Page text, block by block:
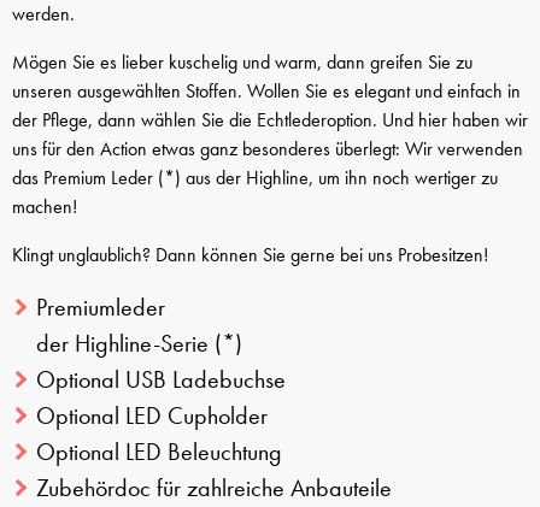
werden.
Mögen Sie es lieber kuschelig und warm, dann greifen Sie zu
unseren ausgewählten Stoffen. Wollen Sie es elegant und einfach in
der Pflege, dann wählen Sie die Echtlederoption. Und hier haben wir
uns für den Action etwas ganz besonderes überlegt: Wir verwenden
das Premium Leder (*) aus der Highline, um ihn noch wertiger zu
machen!
Klingt unglaublich? Dann können Sie gerne bei uns Probesitzen!
Premiumleder
der Highline-Serie (*)
Optional USB Ladebuchse
Optional LED Cupholder
Optional LED Beleuchtung
Zubehördoc für zahlreiche Anbauteile